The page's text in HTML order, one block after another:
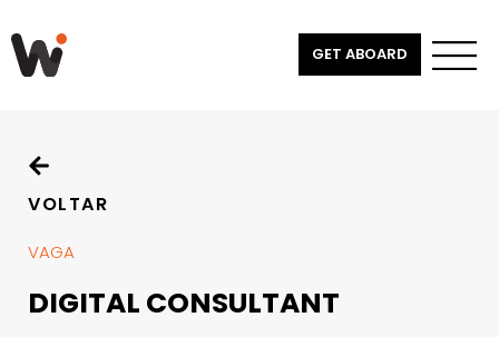
GET ABOARD
VOLTAR
VAGA
DIGITAL CONSULTANT